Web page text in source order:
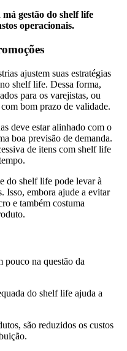
má gestão do shelf life
operacionais.
ajustem suas estratégias
shelf life. Dessa forma,
para os varejistas, ou
bom prazo de validade.
deve estar alinhado com o
boa previsão de demanda.
de itens com shelf life
do shelf life pode levar à
Isso, embora ajude a evitar
e também costuma
pouco na questão da
do shelf life ajuda a
são reduzidos os custos